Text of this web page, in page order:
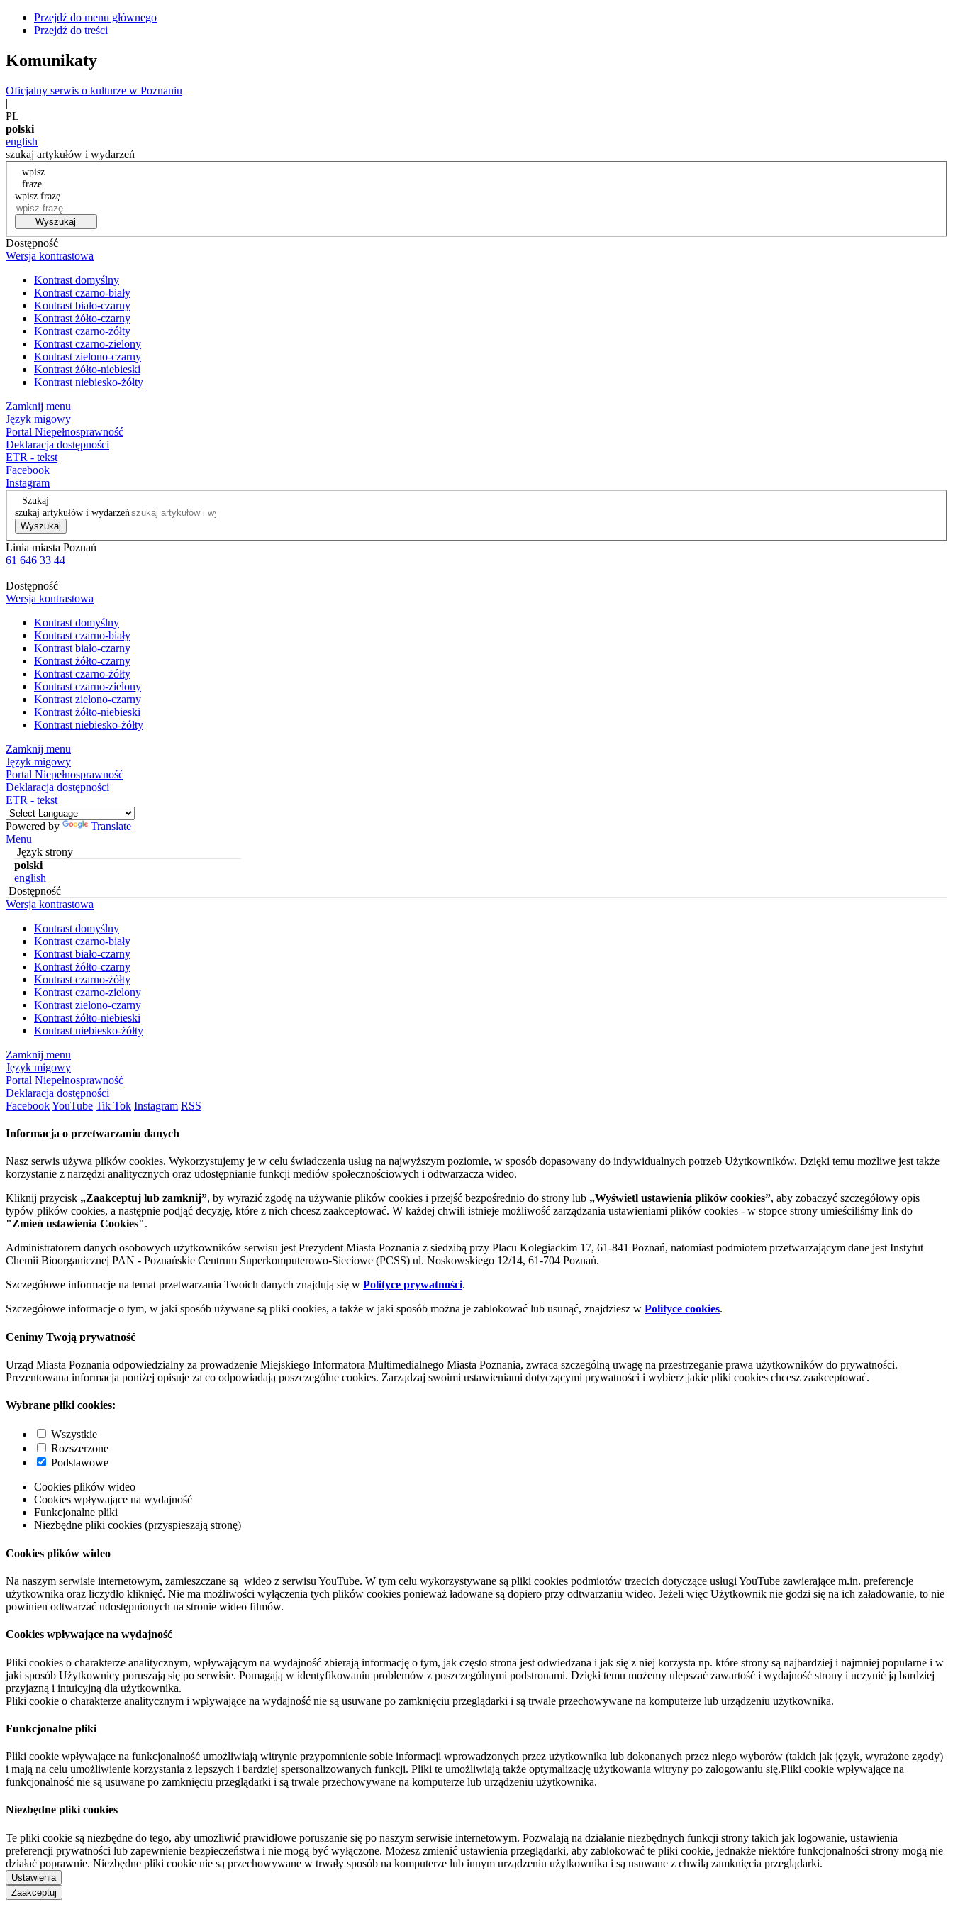
Przejdź do menu głównego
Przejdź do treści
Komunikaty
Oficjalny serwis o kulturze w Poznaniu
|
PL
polski
english
szukaj artykułów i wydarzeń
wpisz
frazę
wpisz frazę
Wyszukaj
Dostępność
Wersja kontrastowa
Kontrast domyślny
Kontrast czarno-biały
Kontrast biało-czarny
Kontrast żółto-czarny
Kontrast czarno-żółty
Kontrast czarno-zielony
Kontrast zielono-czarny
Kontrast żółto-niebieski
Kontrast niebiesko-żółty
Zamknij menu
Język migowy
Portal Niepełnosprawność
Deklaracja dostępności
ETR - tekst
Facebook
Instagram
Szukaj
szukaj artykułów i wydarzeń
Wyszukaj
Linia miasta Poznań
61 646 33 44
Dostępność
Wersja kontrastowa
Kontrast domyślny
Kontrast czarno-biały
Kontrast biało-czarny
Kontrast żółto-czarny
Kontrast czarno-żółty
Kontrast czarno-zielony
Kontrast zielono-czarny
Kontrast żółto-niebieski
Kontrast niebiesko-żółty
Zamknij menu
Język migowy
Portal Niepełnosprawność
Deklaracja dostępności
ETR - tekst
Powered by
Translate
Menu
Język strony
polski
english
Dostępność
Wersja kontrastowa
Kontrast domyślny
Kontrast czarno-biały
Kontrast biało-czarny
Kontrast żółto-czarny
Kontrast czarno-żółty
Kontrast czarno-zielony
Kontrast zielono-czarny
Kontrast żółto-niebieski
Kontrast niebiesko-żółty
Zamknij menu
Język migowy
Portal Niepełnosprawność
Deklaracja dostępności
FacebookYouTube Tik Tok Instagram RSS
Informacja o przetwarzaniu danych
Nasz serwis używa plików cookies. Wykorzystujemy je w celu świadczenia usług na najwyższym poziomie, w sposób dopasowany do indywidualnych potrzeb Użytkowników. Dzięki temu możliwe jest także
korzystanie z narzędzi analitycznych oraz udostępnianie funkcji mediów społecznościowych i odtwarzacza wideo.
Kliknij przycisk „Zaakceptuj lub zamknij”, by wyrazić zgodę na używanie plików cookies i przejść bezpośrednio do strony lub „Wyświetl ustawienia plików cookies”, aby zobaczyć szczegółowy opis
typów plików cookies, a następnie podjąć decyzję, które z nich chcesz zaakceptować. W każdej chwili istnieje możliwość zarządzania ustawieniami plików cookies - w stopce strony umieściliśmy link do
"Zmień ustawienia Cookies".
Administratorem danych osobowych użytkowników serwisu jest Prezydent Miasta Poznania z siedzibą przy Placu Kolegiackim 17, 61-841 Poznań, natomiast podmiotem przetwarzającym dane jest Instytut
Chemii Bioorganicznej PAN - Poznańskie Centrum Superkomputerowo-Sieciowe (PCSS) ul. Noskowskiego 12/14, 61-704 Poznań.
Szczegółowe informacje na temat przetwarzania Twoich danych znajdują się w Polityce prywatności.
Szczegółowe informacje o tym, w jaki sposób używane są pliki cookies, a także w jaki sposób można je zablokować lub usunąć, znajdziesz w Polityce cookies.
Cenimy Twoją prywatność
Urząd Miasta Poznania odpowiedzialny za prowadzenie Miejskiego Informatora Multimedialnego Miasta Poznania, zwraca szczególną uwagę na przestrzeganie prawa użytkowników do prywatności.
Prezentowana informacja poniżej opisuje za co odpowiadają poszczególne cookies. Zarządzaj swoimi ustawieniami dotyczącymi prywatności i wybierz jakie pliki cookies chcesz zaakceptować.
Wybrane pliki cookies:
Wszystkie
Rozszerzone
Podstawowe
Cookies plików wideo
Cookies wpływające na wydajność
Funkcjonalne pliki
Niezbędne pliki cookies (przyspieszają stronę)
Cookies plików wideo
Na naszym serwisie internetowym, zamieszczane są wideo z serwisu YouTube. W tym celu wykorzystywane są pliki cookies podmiotów trzecich dotyczące usługi YouTube zawierające m.in. preferencje
użytkownika oraz liczydło kliknięć. Nie ma możliwości wyłączenia tych plików cookies ponieważ ładowane są dopiero przy odtwarzaniu wideo. Jeżeli więc Użytkownik nie godzi się na ich załadowanie, to nie
powinien odtwarzać udostępnionych na stronie wideo filmów.
Cookies wpływające na wydajność
Pliki cookies o charakterze analitycznym, wpływającym na wydajność zbierają informację o tym, jak często strona jest odwiedzana i jak się z niej korzysta np. które strony są najbardziej i najmniej popularne i w
jaki sposób Użytkownicy poruszają się po serwisie. Pomagają w identyfikowaniu problemów z poszczególnymi podstronami. Dzięki temu możemy ulepszać zawartość i wydajność strony i uczynić ją bardziej
przyjazną i intuicyjną dla użytkownika.
Pliki cookie o charakterze analitycznym i wpływające na wydajność nie są usuwane po zamknięciu przeglądarki i są trwale przechowywane na komputerze lub urządzeniu użytkownika.
Funkcjonalne pliki
Pliki cookie wpływające na funkcjonalność umożliwiają witrynie przypomnienie sobie informacji wprowadzonych przez użytkownika lub dokonanych przez niego wyborów (takich jak język, wyrażone zgody)
i mają na celu umożliwienie korzystania z lepszych i bardziej spersonalizowanych funkcji. Pliki te umożliwiają także optymalizację użytkowania witryny po zalogowaniu się.Pliki cookie wpływające na
funkcjonalność nie są usuwane po zamknięciu przeglądarki i są trwale przechowywane na komputerze lub urządzeniu użytkownika.
Niezbędne pliki cookies
Te pliki cookie są niezbędne do tego, aby umożliwić prawidłowe poruszanie się po naszym serwisie internetowym. Pozwalają na działanie niezbędnych funkcji strony takich jak logowanie, ustawienia
preferencji prywatności lub zapewnienie bezpieczeństwa i nie mogą być wyłączone. Możesz zmienić ustawienia przeglądarki, aby zablokować te pliki cookie, jednakże niektóre funkcjonalności strony mogą nie
działać poprawnie. Niezbędne pliki cookie nie są przechowywane w trwały sposób na komputerze lub innym urządzeniu użytkownika i są usuwane z chwilą zamknięcia przeglądarki.
Ustawienia
Zaakceptuj